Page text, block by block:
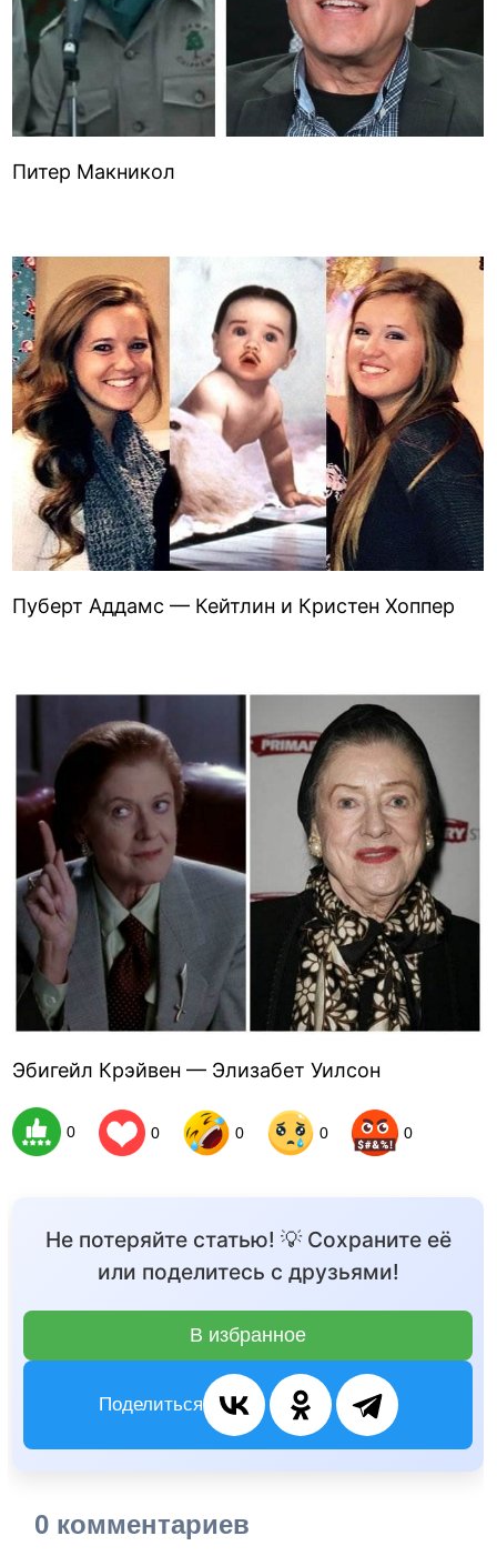
Питер Макникол
Пуберт Аддамс — Кейтлин и Кристен Хоппер
Эбигейл Крэйвен — Элизабет Уилсон
0 0 0 0 0
Не потеряйте статью! 💡 Сохраните её
или поделитесь с друзьями!
В избранное
Поделиться
0 комментариев